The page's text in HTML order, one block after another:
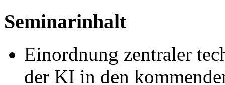
Seminarinhalt
Einordnung zentraler
der KI in den